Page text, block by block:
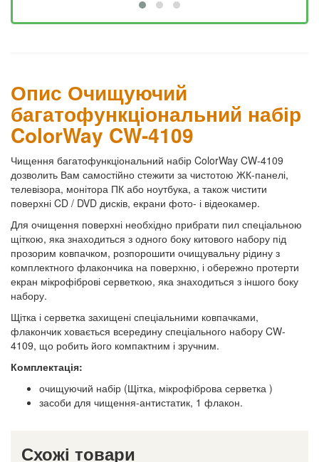
Опис Очищуючий
багатофункціональний набір
ColorWay CW-4109
Чищення багатофункціональний набір ColorWay CW-4109
дозволить Вам самостійно стежити за чистотою ЖК-панелі,
телевізора, монітора ПК або ноутбука, а також чистити
поверхні CD / DVD дисків, екрани фото- і відеокамер.
Для очищення поверхні необхідно прибрати пил спеціальною
щіткою, яка знаходиться з одного боку китового набору під
прозорим ковпачком, розпорошити очищувальну рідину з
комплектного флакончика на поверхню, і обережно протерти
екран мікрофіброві серветкою, яка знаходиться з іншого боку
набору.
Щітка і серветка захищені спеціальними ковпачками,
флакончик ховається всередину спеціального набору CW-
4109, що робить його компактним і зручним.
Комплектація:
очищуючий набір (Щітка, мікрофіброва серветка )
засоби для чищення-антистатик, 1 флакон.
Схожі товари